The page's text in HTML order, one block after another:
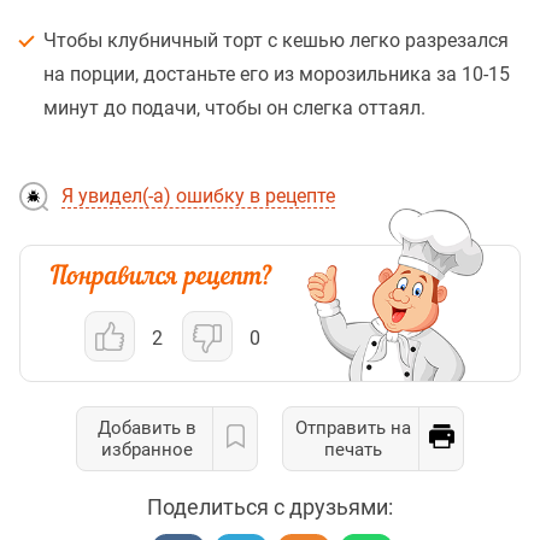
Чтобы клубничный торт с кешью легко разрезался
на порции, достаньте его из морозильника за 10-15
минут до подачи, чтобы он слегка оттаял.
Я увидел(-а) ошибку в рецепте
2 0
Добавить в
избранное
Отправить на
печать
Поделиться с друзьями: